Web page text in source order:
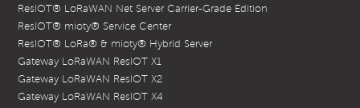
ResIOT® LoRaWAN Net Server Carrier-Grade Edition
ResIOT® mioty® Service Center
ResIOT® LoRa® & mioty® Hybrid Server
Gateway LoRaWAN ResIOT X1
Gateway LoRaWAN ResIOT X2
Gateway LoRaWAN ResIOT X4